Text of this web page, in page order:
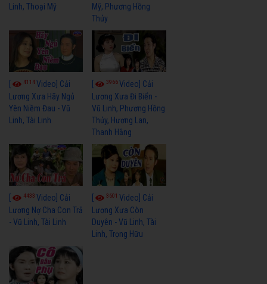
Linh, Thoại Mỹ
Mỹ, Phương Hồng
Thủy
4114Video] Cải
Lương Xưa Hãy Ngủ
Yên Niềm Đau - Vũ
Linh, Tài Linh
3966Video] Cải
Lương Xưa Đi Biển -
Vũ Linh, Phương Hồng
Thủy, Hương Lan,
Thanh Hằng
4433 Video] Cải
Lương Nợ Cha Con Trả
- Vũ Linh, Tài Linh
3601Video] Cải
Lương Xưa Còn
Duyên - Vũ Linh, Tài
Linh, Trọng Hữu